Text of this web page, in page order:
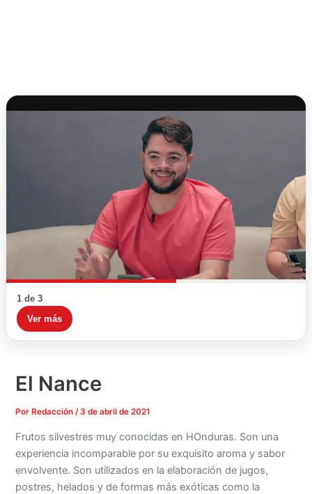
1 de 3
Ver más
El Nance
Por Redacción/ 3 de abril de 2021
Frutos silvestres muy conocidas en HOnduras. Son una
experiencia incomparable por su exquisito aroma y sabor
envolvente. Son utilizados en la elaboración de jugos,
postres, helados y de formas más exóticas como la